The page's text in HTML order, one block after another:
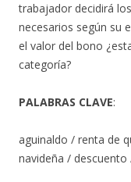
trabajador decidirá
necesarios según su
el valor del bono
categoría?
PALABRAS CLAVE:
aguinaldo / renta de
navideña /